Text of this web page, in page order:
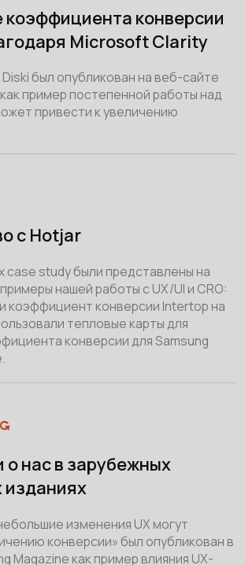
коэффициента конверсии
Microsoft Clarity
был опубликован на веб-сайте
пример постепенной работы над
привести к увеличению
с Hotjar
case study были представлены на
нашей работы с UX/UI и CRO:
коэффициент конверсии Intertop на
тепловые карты для
конверсии для Samsung
о нас в зарубежных
изданиях
изменения UX могут
конверсии» был опубликован в
Magazine как пример влияния UX-